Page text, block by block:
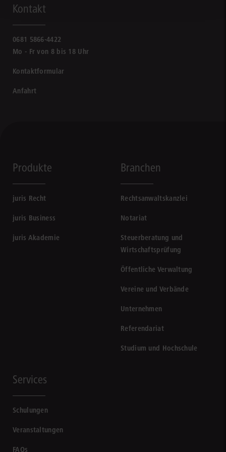
Kontakt
0681 5866-4422
Mo - Fr von 8 bis 18 Uhr
Kontaktformular
Anfahrt
Produkte
juris Recht
juris Business
juris Akademie
Branchen
Rechtsanwaltskanzlei
Notariat
Steuerberatung und
Wirtschaftsprüfung
Öffentliche Verwaltung
Vereine und Verbände
Unternehmen
Referendariat
Studium und Hochschule
Services
Schulungen
Veranstaltungen
FAQs